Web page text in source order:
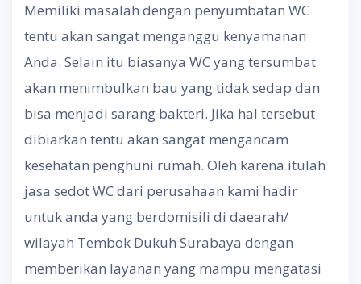
Memiliki masalah dengan penyumbatan WC
tentu akan sangat menganggu kenyamanan
Anda. Selain itu biasanya WC yang tersumbat
akan menimbulkan bau yang tidak sedap dan
bisa menjadi sarang bakteri. Jika hal tersebut
dibiarkan tentu akan sangat mengancam
kesehatan penghuni rumah. Oleh karena itulah
jasa sedot WC dari perusahaan kami hadir
untuk anda yang berdomisili di daearah/
wilayah Tembok Dukuh Surabaya dengan
memberikan layanan yang mampu mengatasi